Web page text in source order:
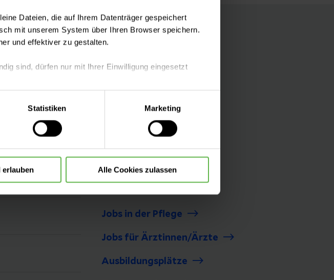
Dateien, die auf Ihrem Datenträger gespeichert
mit unserem System über Ihren Browser speichern.
und effektiver zu gestalten.
sind, dürfen nur mit Ihrer Einwilligung eingesetzt
zu benutzen, eine individuelle Auswahl hinsichtlich der
Cookies akzeptieren“ in die Verwendung aller Cookies
oder widerrufen.
Statistiken Marketing
erlauben Alle Cookies zulassen
Folgen Sie uns
Jobs in der Pflege
Jobs für Ärztinnen/Ärzte
Ausbildungsplätze